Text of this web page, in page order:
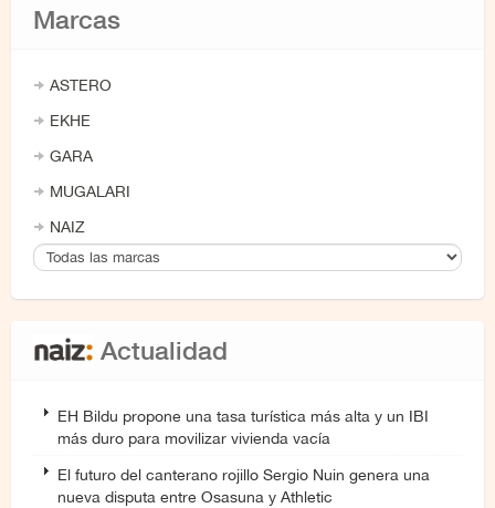
Marcas
ASTERO
EKHE
GARA
MUGALARI
NAIZ
Actualidad
EH Bildu propone una tasa turística más alta y un IBI
más duro para movilizar vivienda vacía
El futuro del canterano rojillo Sergio Nuin genera una
nueva disputa entre Osasuna y Athletic